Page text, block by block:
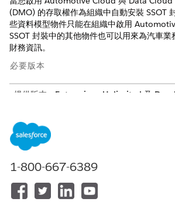
(DMO) 的存取權作為組織中自動安裝 SSOT
些資料模型物件只能在組織中啟用
SSOT 封裝中的其他物件也可以用來為汽車業
財務資訊。
必要版本
提供版本： Enterprise Unlimited 及
備註若要使用「資料管理」功能,請根據「
空間中物件的存取權。非預設資料空間中的
<DataSpace 字首>_<物件名稱> 的慣例。
1-800-667-6389